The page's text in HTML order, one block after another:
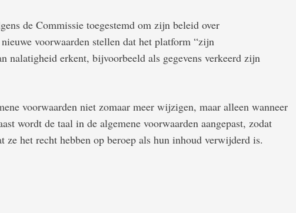
de Commissie toegestemd om zijn beleid over
voorwaarden stellen dat het platform “zijn
nalatigheid erkent, bijvoorbeeld als gegevens verkeerd zijn
voorwaarden niet zomaar meer wijzigen, maar alleen wanneer
wordt de taal in de algemene voorwaarden aangepast, zodat
het recht hebben op beroep als hun inhoud verwijderd is.